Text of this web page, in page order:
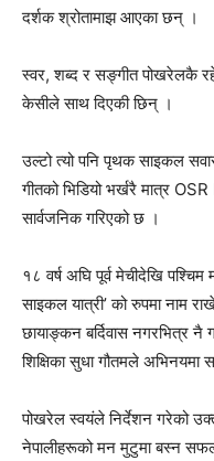
दर्शक श्रोतामाझ आएका छन् ।
स्वर, शब्द र सङ्गीत पोखरेलकै
केसीले साथ दिएकी छिन् ।
उल्टो त्यो पनि पृथक साइकल सवार
गीतको भिडियो भर्खरै मात्र OSR
सार्वजनिक गरिएको छ ।
१८ वर्ष अघि पूर्व मेचीदेखि
साइकल यात्री’ को रुपमा नाम
छायाङ्कन बर्दिवास नगरभित्र नै
शिक्षिका सुधा गौतमले अभिनयमा
पोखरेल स्वयंले निर्देशन गरेको उक्त
नेपालीहरूको मन मुटुमा बस्न